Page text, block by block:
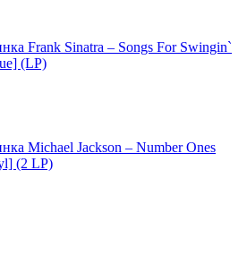
Frank Sinatra – Songs For Swingin`
(LP)
Michael Jackson – Number Ones
(2 LP)